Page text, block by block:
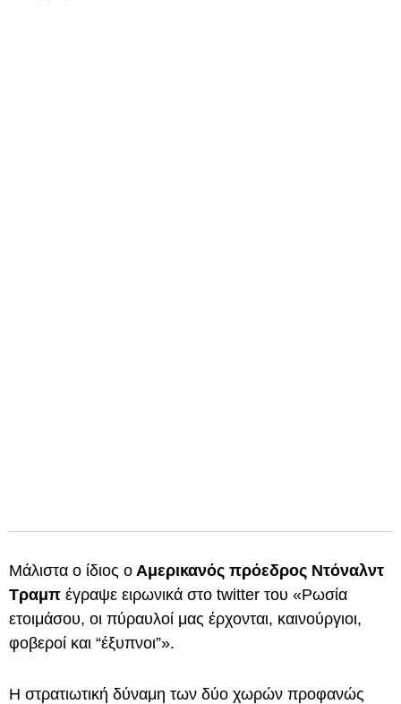
Μάλιστα ο ίδιος ο Αμερικανός πρόεδρος Ντόναλντ
Τραμπ έγραψε ειρωνικά στο twitter του «Ρωσία
ετοιμάσου, οι πύραυλοί μας έρχονται, καινούργιοι,
φοβεροί και “έξυπνοι”».
Η στρατιωτική δύναμη των δύο χωρών προφανώς